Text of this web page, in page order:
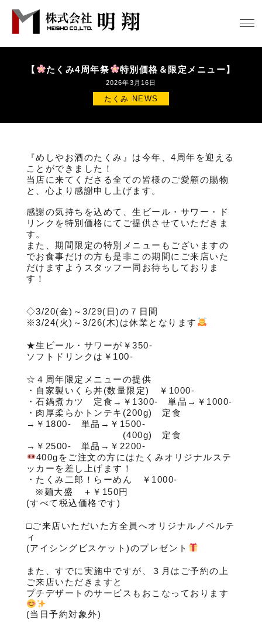
【 たくみ4周年祭 特別価格＆限定メニュー】
2026年3月16日
たくみ NEWS
『めしやお酒のたくみ』は今年、4周年を迎える
ことができました！
当店に来てくださる全ての皆様のご愛顧の賜物
と、心より感謝申し上げます。
感謝の気持ちを込めて、生ビール・サワー・ド
リンクを特別価格にてご提供させていただきま
す。
また、期間限定の特別メニューもございますの
でお食事だけの方も是非この期間にご来店いた
だけますようスタッフ一同お待ちしておりま
す！
◇3/20(金)～3/29(日)の７日間
※3/24(火)～3/26(木)は休業となります
★生ビール・サワーが￥350-
ソフトドリンクは￥100-
☆４周年限定メニューの提供
・自家製いくら丼(数量限定) ￥1000‐
・石鍋煮カツ 定食→￥1300‐ 単品→￥1000‐
・肉厚柔らかトンテキ(200g) 定食
→￥1800‐ 単品→￥1500‐
(400g) 定食
→￥2500‐ 単品→￥2200‐
400gをご注文の方にはたくみオリジナルステ
ッカーを差し上げます！
・たくみ二郎！らーめん ￥1000‐
※麺大盛 ＋￥150円
(すべて税込価格です)
□ご来店いただいた方全員へオリジナルノベルテ
ィ
(アイシングビスケット)のプレゼント
また、すでに実施中ですが、３月はご予約の上
ご来店いただきますと
プチデザートのサービスもおこなっております
(当日予約対象外)